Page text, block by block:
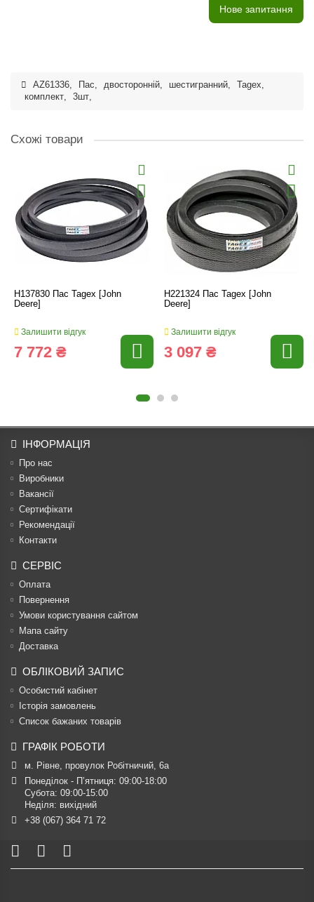
Нове запитання
AZ61336, Пас, двосторонній, шестигранний, Tagex,
комплект, 3шт,
Схожі товари
H137830 Пас Tagex [John
Deere]
Залишити відгук
7 772 ₴
H221324 Пас Tagex [John
Deere]
Залишити відгук
3 097 ₴
ІНФОРМАЦІЯ
Про нас
Виробники
Вакансії
Сертифікати
Рекомендації
Контакти
СЕРВІС
Оплата
Повернення
Умови користування сайтом
Мапа сайту
Доставка
ОБЛІКОВИЙ ЗАПИС
Особистий кабінет
Історія замовлень
Список бажаних товарів
ГРАФІК РОБОТИ
м. Рівне, провулок Робітничий, 6а
Понеділок - П’ятниця: 09:00-18:00
Субота: 09:00-15:00
Неділя: вихідний
+38 (067) 364 71 72